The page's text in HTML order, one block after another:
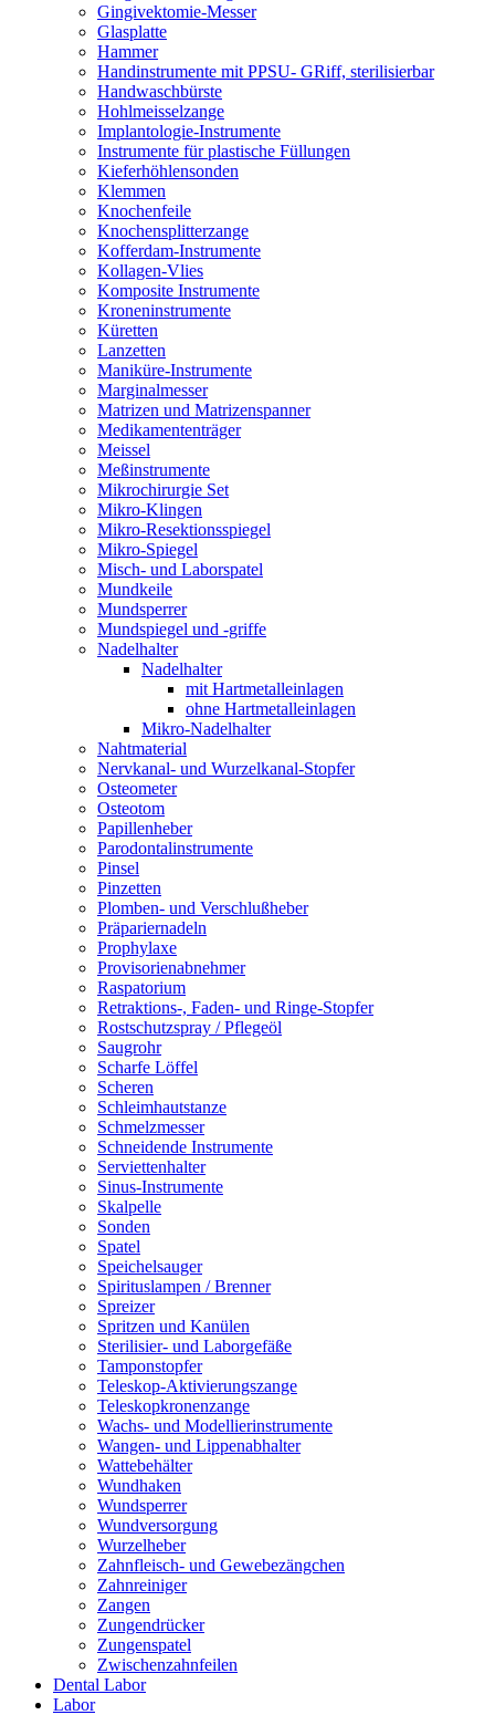
Gingivektomie-Messer
Glasplatte
Hammer
Handinstrumente mit PPSU- GRiff, sterilisierbar
Handwaschbürste
Hohlmeisselzange
Implantologie-Instrumente
Instrumente für plastische Füllungen
Kieferhöhlensonden
Klemmen
Knochenfeile
Knochensplitterzange
Kofferdam-Instrumente
Kollagen-Vlies
Komposite Instrumente
Kroneninstrumente
Küretten
Lanzetten
Maniküre-Instrumente
Marginalmesser
Matrizen und Matrizenspanner
Medikamententräger
Meissel
Meßinstrumente
Mikrochirurgie Set
Mikro-Klingen
Mikro-Resektionsspiegel
Mikro-Spiegel
Misch- und Laborspatel
Mundkeile
Mundsperrer
Mundspiegel und -griffe
Nadelhalter
Nadelhalter
mit Hartmetalleinlagen
ohne Hartmetalleinlagen
Mikro-Nadelhalter
Nahtmaterial
Nervkanal- und Wurzelkanal-Stopfer
Osteometer
Osteotom
Papillenheber
Parodontalinstrumente
Pinsel
Pinzetten
Plomben- und Verschlußheber
Präpariernadeln
Prophylaxe
Provisorienabnehmer
Raspatorium
Retraktions-, Faden- und Ringe-Stopfer
Rostschutzspray / Pflegeöl
Saugrohr
Scharfe Löffel
Scheren
Schleimhautstanze
Schmelzmesser
Schneidende Instrumente
Serviettenhalter
Sinus-Instrumente
Skalpelle
Sonden
Spatel
Speichelsauger
Spirituslampen / Brenner
Spreizer
Spritzen und Kanülen
Sterilisier- und Laborgefäße
Tamponstopfer
Teleskop-Aktivierungszange
Teleskopkronenzange
Wachs- und Modellierinstrumente
Wangen- und Lippenabhalter
Wattebehälter
Wundhaken
Wundsperrer
Wundversorgung
Wurzelheber
Zahnfleisch- und Gewebezängchen
Zahnreiniger
Zangen
Zungendrücker
Zungenspatel
Zwischenzahnfeilen
Dental Labor
Labor